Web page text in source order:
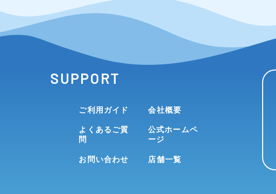
SUPPORT
ご利用ガイド
よくあるご質
問
お問い合わせ
会社概要
公式ホームペ
ージ
店舗一覧